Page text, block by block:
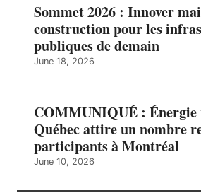
Sommet 2026 : Innover
construction pour les
publiques de demain
June 18, 2026
COMMUNIQUÉ : Énergie
Québec attire un nombre
participants à Montréal
June 10, 2026